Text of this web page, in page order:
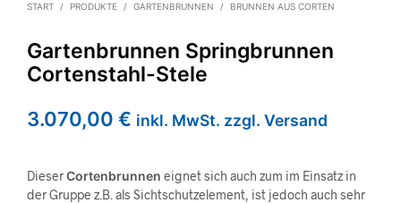
START / PRODUKTE / GARTENBRUNNEN / BRUNNEN AUS CORTEN
Gartenbrunnen Springbrunnen
Cortenstahl-Stele
3.070,00 € inkl. MwSt. zzgl. Versand
DieserCortenbrunnen eignet sich auch zum im Einsatz in
der Gruppe z.B. als Sichtschutzelement, ist jedoch auch sehr